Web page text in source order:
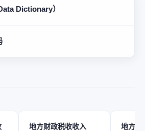
Dictionary）
地方财政税收收入 地方财